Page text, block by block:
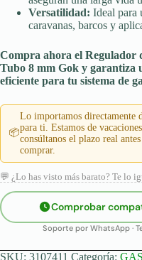
Versatilidad: Ideal para
caravanas, barcos y
Compra ahora el Regulador
Tubo 8 mm Gok y garantiza
eficiente para tu sistema de
📦
Lo importamos directamente
para ti. Estamos de
consúltanos el plazo real
comprar.
💬 ¿Lo has visto más barato? Te lo
Comprobar
Soporte por WhatsApp ·
SKU: 3107411 Categoría: